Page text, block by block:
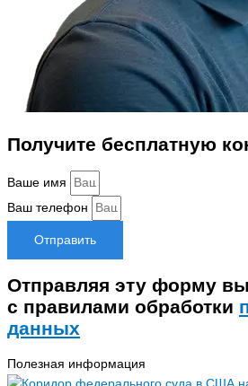
Получите бесплатную
Ваше имя
Ваш телефон
Отправить
Отправляя эту форму
с правилами обработки
данных
Полезная информация